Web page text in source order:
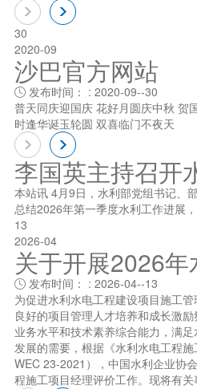
30
2020-09
沙巴官方网站
发布时间： : 2020-09--30
普天同庆迎国庆 花好月圆庆中秋 贺
时逢华诞玉轮圆 双喜临门不夜天
李国英主持召开
本站讯 4月9日，水利部党组书记、
总结2026年第一季度水利工作进展
13
2026-04
关于开展2026
发布时间： : 2026-04--13
为促进水利水电工程建设项目施工
良好的项目管理人才培养和成长激
业务水平和技术素养综合能力，满
发展的需要，根据《水利水电工程
WEC 23-2021），中国水利企业协
程施工项目经理评价工作。现将有关